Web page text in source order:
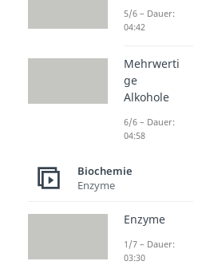
Bei der
Im Falle einer
niedrigen
sind im
mehr
sind die
5/6 – Dauer:
04:42
Mehrwerti
ge
Alkohole
6/6 – Dauer:
04:58
Biochemie
Enzyme
Enzyme
1/7 – Dauer:
03:30